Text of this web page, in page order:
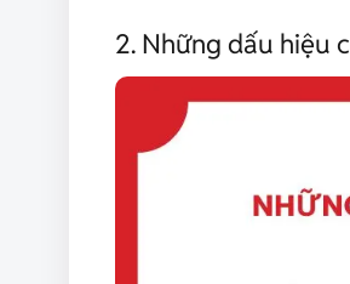
2. Những dấu hiệu